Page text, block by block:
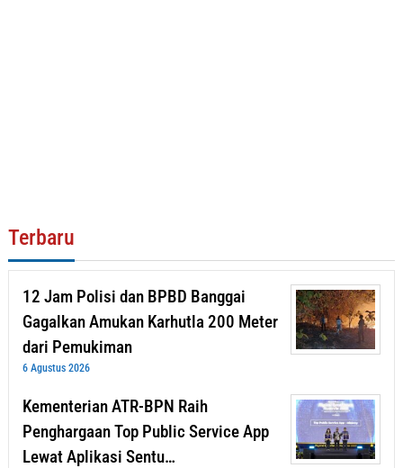
Terbaru
12 Jam Polisi dan BPBD Banggai
Gagalkan Amukan Karhutla 200 Meter
dari Pemukiman
6 Agustus 2026
Kementerian ATR-BPN Raih
Penghargaan Top Public Service App
Lewat Aplikasi Sentu…